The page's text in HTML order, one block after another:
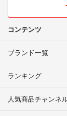
コンテンツ
ブランド一覧
ランキング
人気商品チャンネ